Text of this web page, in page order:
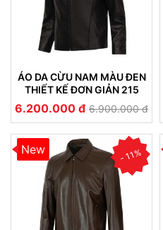
ÁO DA CỪU NAM MÀU ĐEN
THIẾT KẾ ĐƠN GIẢN 215
6.200.000 đ 6.900.000 đ
New - 11%